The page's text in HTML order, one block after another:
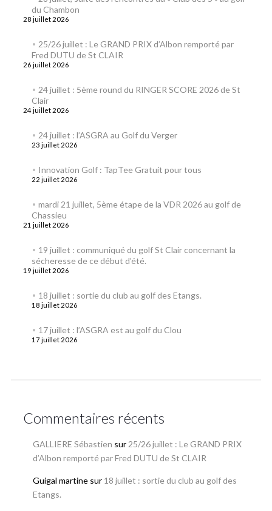
du Chambon
28 juillet 2026
25/26 juillet : Le GRAND PRIX d’Albon remporté par
Fred DUTU de St CLAIR
26 juillet 2026
24 juillet : 5ème round du RINGER SCORE 2026 de St
Clair
24 juillet 2026
24 juillet : l’ASGRA au Golf du Verger
23 juillet 2026
Innovation Golf : TapTee Gratuit pour tous
22 juillet 2026
mardi 21 juillet, 5ème étape de la VDR 2026 au golf de
Chassieu
21 juillet 2026
19 juillet : communiqué du golf St Clair concernant la
sécheresse de ce début d’été.
19 juillet 2026
18 juillet : sortie du club au golf des Etangs.
18 juillet 2026
17 juillet : l’ASGRA est au golf du Clou
17 juillet 2026
Commentaires récents
GALLIERE Sébastien sur 25/26 juillet : Le GRAND PRIX
d’Albon remporté par Fred DUTU de St CLAIR
Guigal martinesur 18 juillet : sortie du club au golf des
Etangs.